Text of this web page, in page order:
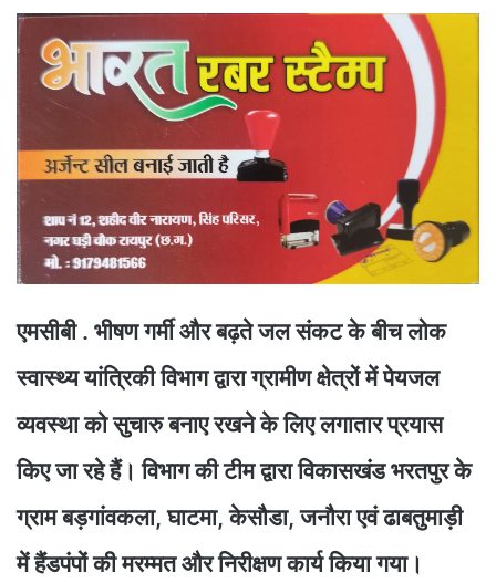
एमसीबी . भीषण गर्मी और बढ़ते जल संकट के बीच लोक
स्वास्थ्य यांत्रिकी विभाग द्वारा ग्रामीण क्षेत्रों में पेयजल
व्यवस्था को सुचारु बनाए रखने के लिए लगातार प्रयास
किए जा रहे हैं। विभाग की टीम द्वारा विकासखंड भरतपुर के
ग्राम बड़गांवकला, घाटमा, केसौडा, जनौरा एवं ढाबतुमाड़ी
में हैंडपंपों की मरम्मत और निरीक्षण कार्य किया गया।